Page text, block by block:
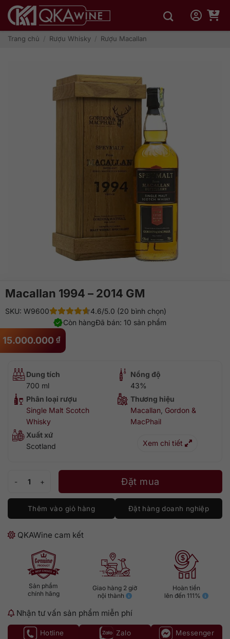
qua
dungTrang chủ / Rượu Whisky / Rượu Macallan
Macallan 1994 – 2014 GM
15.000.000 ₫
SKU: W9600
4.6/5.0 (20 bình chọn)
Đã bán: 10 sản phẩm
Còn hàng
Dung tích
700 ml
Nồng độ
43%
Phân loại rượu
Single Malt Scotch
Whisky
Thương hiệu
Macallan Gordon &
MacPhail
Xuất xứ
Scotland
Xem chi tiết
Đặt mua
Thêm vào giỏ hàng Đặt hàng doanh nghiệp
QKAWine cam kết
Sản phẩm
chính hãng
Giao hàng 2 giờ
nội thành
Hoàn tiền
lên đến 111%
Nhận tư vấn sản phẩm miễn phí
Hotline Zalo Messenger